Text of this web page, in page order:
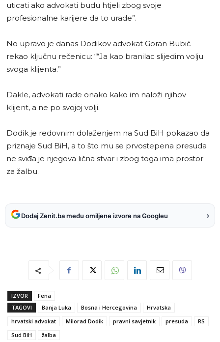
uticati ako advokati budu htjeli zbog svoje
profesionalne karijere da to urade”.
No upravo je danas Dodikov advokat Goran Bubić
rekao ključnu rečenicu: ““Ja kao branilac slijedim volju
svoga klijenta.”
Dakle, advokati rade onako kako im naloži njihov
klijent, a ne po svojoj volji.
Dodik je redovnim dolaženjem na Sud BiH pokazao da
priznaje Sud BiH, a to što mu se prvostepena presuda
ne sviđa je njegova lična stvar i zbog toga ima prostor
za žalbu.
Dodaj Zenit.ba među omiljene izvore na Googleu ›
IZVOR
Fena
TAGOVI
Banja Luka Bosna i Hercegovina
Hrvatska
hrvatski advokat
Milorad Dodik pravni savjetnik presuda
RS
Sud BiH
žalba